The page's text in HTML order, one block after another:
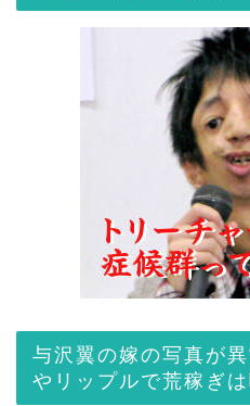
与沢翼の嫁の写真が
やリップルで荒稼ぎは